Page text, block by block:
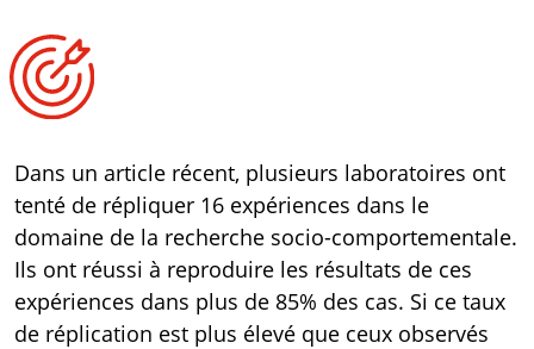
Dans un article récent, plusieurs laboratoires ont
tenté de répliquer 16 expériences dans le
domaine de la recherche socio-comportementale.
Ils ont réussi à reproduire les résultats de ces
expériences dans plus de 85% des cas. Si ce taux
de réplication est plus élevé que ceux observés